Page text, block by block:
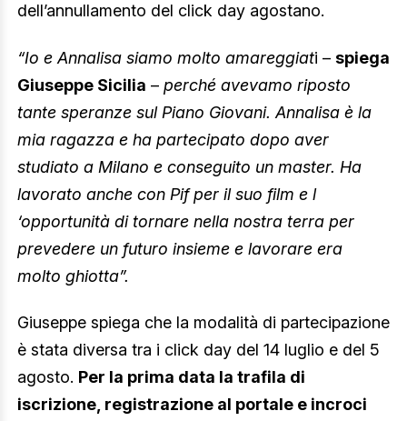
dell’annullamento del click day agostano.
“Io e Annalisa siamo molto amareggiati – spiega
Giuseppe Sicilia – perché avevamo riposto
tante speranze sul Piano Giovani. Annalisa è la
mia ragazza e ha partecipato dopo aver
studiato a Milano e conseguito un master. Ha
lavorato anche con Pif per il suo film e l
‘opportunità di tornare nella nostra terra per
prevedere un futuro insieme e lavorare era
molto ghiotta”.
Giuseppe spiega che la modalità di partecipazione
è stata diversa tra i click day del 14 luglio e del 5
agosto. Per la prima data la trafila di
iscrizione, registrazione al portale e incroci